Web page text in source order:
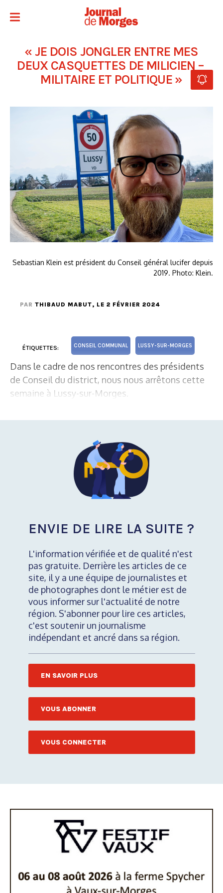
« JE DOIS JONGLER ENTRE MES
DEUX CASQUETTES DE MILICIEN –
MILITAIRE ET POLITIQUE »
Sebastian Klein est président du Conseil général lucifer depuis
2019. Photo: Klein.
PAR THIBAUD MABUT, LE 2 FÉVRIER 2024
ÉTIQUETTES: CONSEIL COMMUNAL LUSSY-SUR-MORGES
Dans le cadre de nos rencontres des présidents
de Conseil du district, nous nous arrêtons cette
semaine à Lussy-sur-Morges.
ENVIE DE LIRE LA SUITE ?
L'information vérifiée et de qualité n'est
pas gratuite. Derrière les articles de ce
site, il y a une équipe de journalistes et
de photographes dont le métier est de
vous informer sur l'actualité de notre
région. S'abonner pour lire ces articles,
c'est soutenir un journalisme
indépendant et ancré dans sa région.
EN SAVOIR PLUS
VOUS ABONNER
VOUS CONNECTER